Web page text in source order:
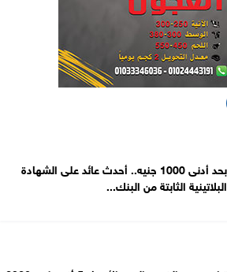
بحد أدنى 1000 جنيه.. أحدث عائد على الشهادة
البلاتينية الثابتة من البنك...